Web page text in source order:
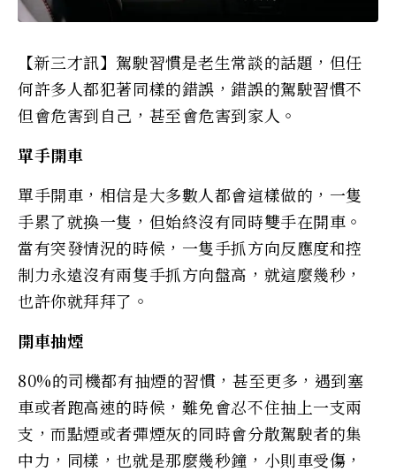
【新三才訊】駕駛習慣是老生常談的話題，但任
何許多人都犯著同樣的錯誤，錯誤的駕駛習慣不
但會危害到自己，甚至會危害到家人。
單手開車
單手開車，相信是大多數人都會這樣做的，一隻
手累了就換一隻，但始終沒有同時雙手在開車。
當有突發情況的時候，一隻手抓方向反應度和控
制力永遠沒有兩隻手抓方向盤高，就這麼幾秒，
也許你就拜拜了。
開車抽煙
80%的司機都有抽煙的習慣，甚至更多，遇到塞
車或者跑高速的時候，難免會忍不住抽上一支兩
支，而點煙或者彈煙灰的同時會分散駕駛者的集
中力，同樣，也就是那麼幾秒鐘，小則車受傷，